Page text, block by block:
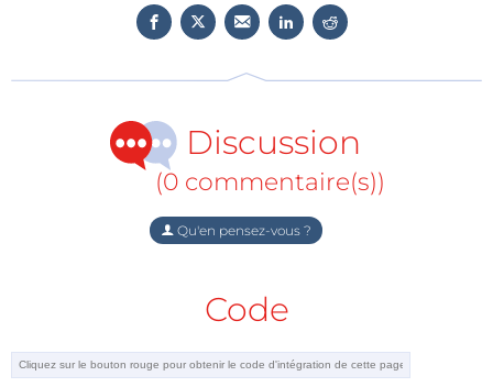
Discussion
(0 commentaire(s))
Qu'en pensez-vous ?
Code